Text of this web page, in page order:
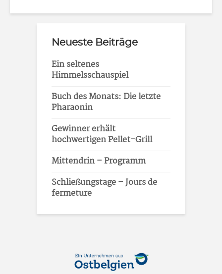
Neueste Beiträge
Ein seltenes
Himmelsschauspiel
Buch des Monats: Die letzte
Pharaonin
Gewinner erhält
hochwertigen Pellet-Grill
Mittendrin – Programm
Schließungstage – Jours de
fermeture